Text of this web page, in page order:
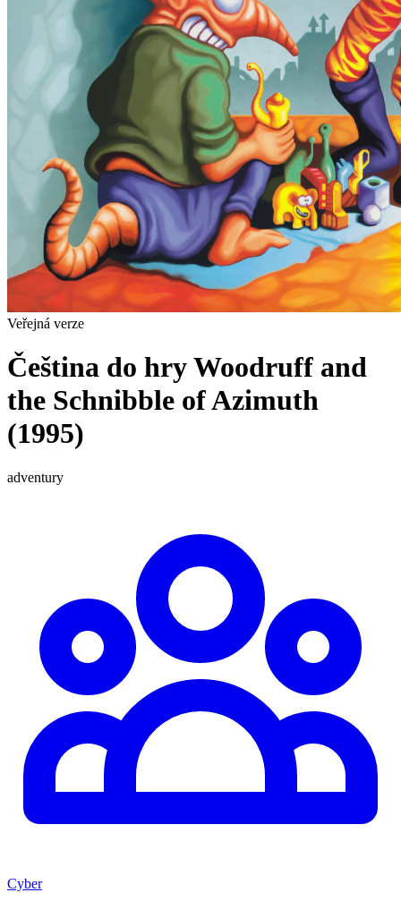
Veřejná verze
Čeština do hry Woodruff and
the Schnibble of Azimuth
(1995)
adventury
Cyber